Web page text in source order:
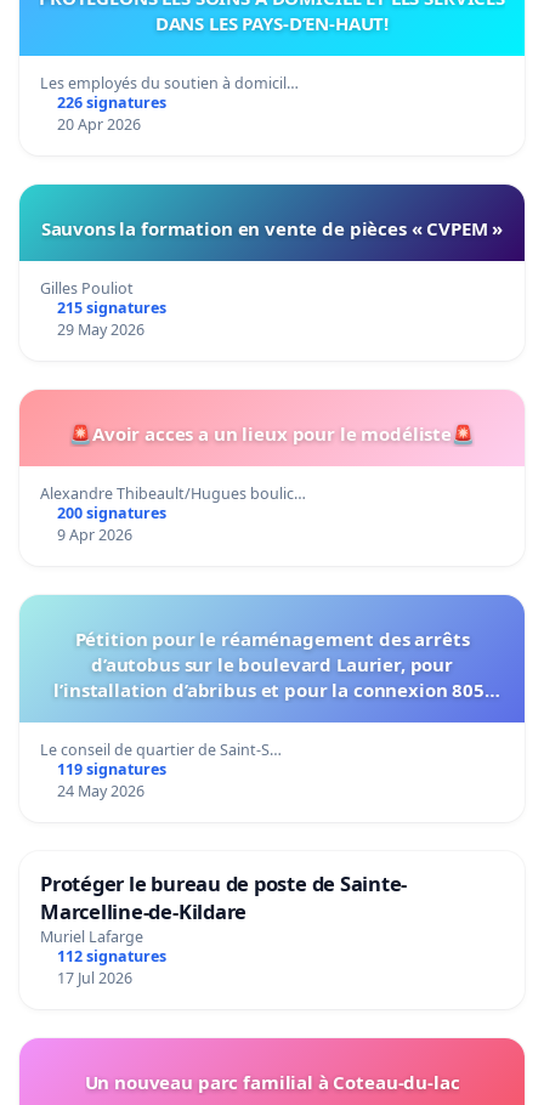
DANS LES PAYS-D’EN-HAUT!
Les employés du soutien à domicil…
226 signatures
20 Apr 2026
Sauvons la formation en vente de pièces « CVPEM »
Gilles Pouliot
215 signatures
29 May 2026
🚨Avoir acces a un lieux pour le modéliste🚨
Alexandre Thibeault/Hugues boulic…
200 signatures
9 Apr 2026
Pétition pour le réaménagement des arrêts
d’autobus sur le boulevard Laurier, pour
l’installation d’abribus et pour la connexion 805-
Le conseil de quartier de Saint-S…
119 signatures
24 May 2026
Protéger le bureau de poste de Sainte-
Marcelline-de-Kildare
Muriel Lafarge
112 signatures
17 Jul 2026
Un nouveau parc familial à Coteau-du-lac